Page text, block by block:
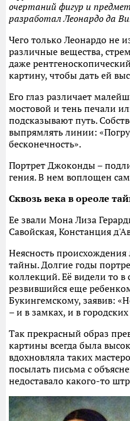
очертаний фигур и
разработал Леонардо да
Чего только Леонардо не
различные вещества,
даже
картину, чтобы дать ей
Его глаз различает
мостовой и тень печали
подсказывают путь.
выпрямлять линии:
бесконечность».
Портрет Джоконды –
гения. В нем воплощен
Сквозь века в ореоле
Ее звали Мона Лиза
Савойская, Констанция
Неясность происхождения
тайны. Долгие годы
коллекций. Её видели то
резвившийся еще
Букингемскому, заявив:
– и в замках, и в
Так прекрасный образ
картины всегда была
вдохновляла таких
посылать письма с
недоставало какого-то